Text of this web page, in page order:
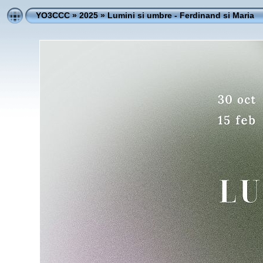
YO3CCC»2025»Lumini si umbre - Ferdinand si Maria